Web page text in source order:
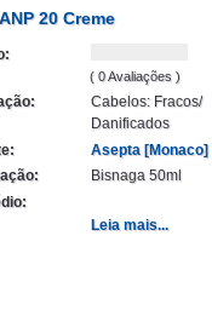
20 Creme
( 0 Avaliações )
Cabelos: Fracos/
Danificados
Asepta [Monaco]
Bisnaga 50ml
Leia mais...